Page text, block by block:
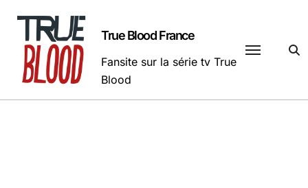
contenu
True Blood France
Fansite sur la série tv True
Blood